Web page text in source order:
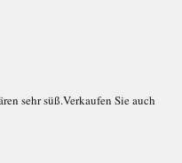
sehr süß.Verkaufen Sie auch